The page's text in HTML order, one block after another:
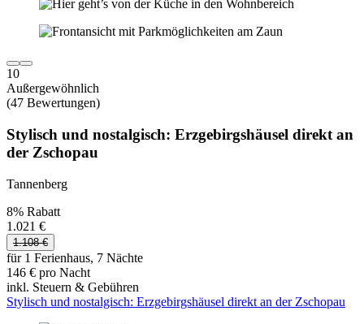
10
Außergewöhnlich
(47 Bewertungen)
Stylisch und nostalgisch: Erzgebirgshäusel direkt an
der Zschopau
Tannenberg
8% Rabatt
1.021 €
1.108 €
für 1 Ferienhaus, 7 Nächte
146 € pro Nacht
inkl. Steuern & Gebühren
Stylisch und nostalgisch: Erzgebirgshäusel direkt an der Zschopau